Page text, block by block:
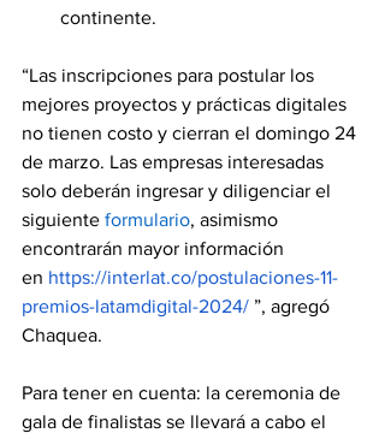
continente.
“Las inscripciones para postular los
mejores proyectos y prácticas digitales
no tienen costo y cierran el domingo 24
de marzo. Las empresas interesadas
solo deberán ingresar y diligenciar el
siguiente formulario, asimismo
encontrarán mayor información
en https://interlat.co/postulaciones-11-
premios-latamdigital-2024/ ”, agregó
Chaquea.
Para tener en cuenta: la ceremonia de
gala de finalistas se llevará a cabo el